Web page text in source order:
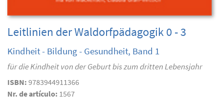
Leitlinien der Waldorfpädagogik 0 - 3
Kindheit - Bildung - Gesundheit, Band 1
für die Kindheit von der Geburt bis zum dritten Lebensjahr
ISBN: 9783944911366
Nr. de artículo: 1567